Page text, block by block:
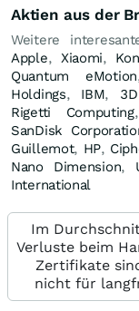
Aktien aus der
Weitere
Apple, Xiaomi,
Quantum eMotion
Holdings, IBM,
Rigetti Computing
SanDisk
Guillemot, HP,
Nano Dimension,
International
Im
Verluste beim
Zertifikate
nicht für